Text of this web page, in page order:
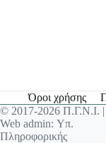
Όροι χρήσης
© 2017-2026 Π.Γ.Ν.Ι. |
Web admin: Υπ.
Πληροφορικής